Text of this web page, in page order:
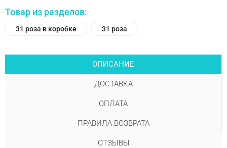
Товар из разделов:
31 роза в коробке 31 роза
ОПИСАНИЕ
ДОСТАВКА
ОПЛАТА
ПРАВИЛА ВОЗВРАТА
ОТЗЫВЫ